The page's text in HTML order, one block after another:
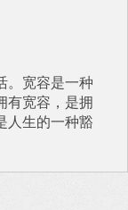
。宽容是一种
有宽容，是拥
人生的一种豁